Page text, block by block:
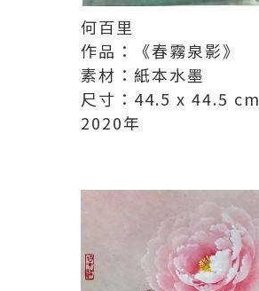
何百里
作品：《春霧泉影》
素材：紙本水墨
尺寸：44.5 x 44.5 cm
2020年